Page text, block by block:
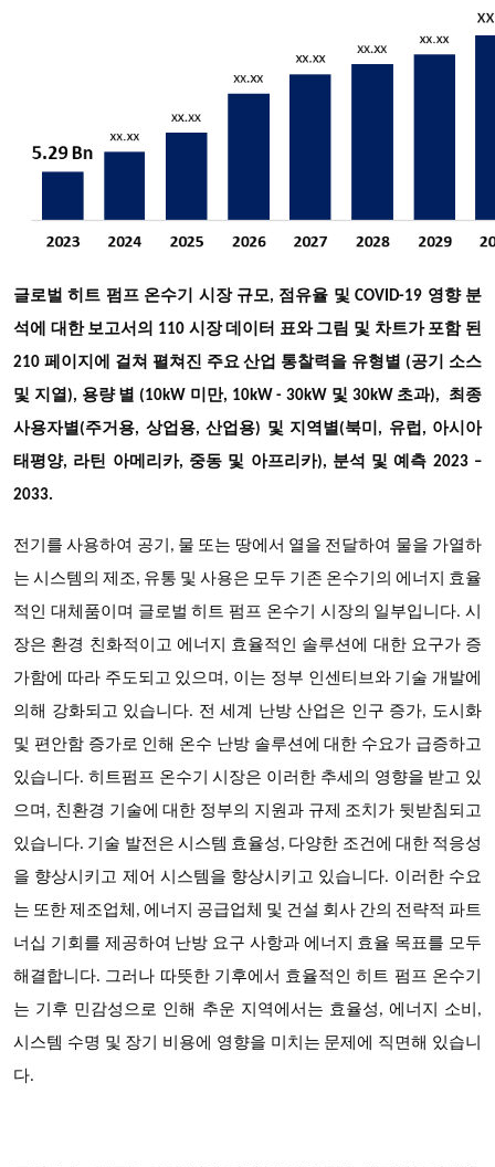
글로벌 히트 펌프 온수기 시장 규모, 점유율 및 COVID-19 영향 분
석에 대한 보고서의 110 시장 데이터 표와 그림 및 차트가 포함 된
210 페이지에 걸쳐 펼쳐진 주요 산업 통찰력을 유형별 (공기 소스
및 지열), 용량 별 (10kW 미만, 10kW - 30kW 및 30kW 초과), 최종
사용자별(주거용, 상업용, 산업용) 및 지역별(북미, 유럽, 아시아
태평양, 라틴 아메리카, 중동 및 아프리카), 분석 및 예측 2023 –
2033.
전기를 사용하여 공기, 물 또는 땅에서 열을 전달하여 물을 가열하
는 시스템의 제조, 유통 및 사용은 모두 기존 온수기의 에너지 효율
적인 대체품이며 글로벌 히트 펌프 온수기 시장의 일부입니다. 시
장은 환경 친화적이고 에너지 효율적인 솔루션에 대한 요구가 증
가함에 따라 주도되고 있으며, 이는 정부 인센티브와 기술 개발에
의해 강화되고 있습니다. 전 세계 난방 산업은 인구 증가, 도시화
및 편안함 증가로 인해 온수 난방 솔루션에 대한 수요가 급증하고
있습니다. 히트펌프 온수기 시장은 이러한 추세의 영향을 받고 있
으며, 친환경 기술에 대한 정부의 지원과 규제 조치가 뒷받침되고
있습니다. 기술 발전은 시스템 효율성, 다양한 조건에 대한 적응성
을 향상시키고 제어 시스템을 향상시키고 있습니다. 이러한 수요
는 또한 제조업체, 에너지 공급업체 및 건설 회사 간의 전략적 파트
너십 기회를 제공하여 난방 요구 사항과 에너지 효율 목표를 모두
해결합니다. 그러나 따뜻한 기후에서 효율적인 히트 펌프 온수기
는 기후 민감성으로 인해 추운 지역에서는 효율성, 에너지 소비,
시스템 수명 및 장기 비용에 영향을 미치는 문제에 직면해 있습니
다.